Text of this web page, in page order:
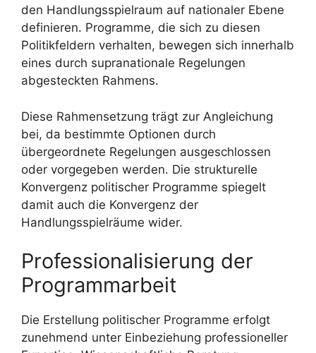
den Handlungsspielraum auf nationaler Ebene
definieren. Programme, die sich zu diesen
Politikfeldern verhalten, bewegen sich innerhalb
eines durch supranationale Regelungen
abgesteckten Rahmens.
Diese Rahmensetzung trägt zur Angleichung
bei, da bestimmte Optionen durch
übergeordnete Regelungen ausgeschlossen
oder vorgegeben werden. Die strukturelle
Konvergenz politischer Programme spiegelt
damit auch die Konvergenz der
Handlungsspielräume wider.
Professionalisierung der
Programmarbeit
Die Erstellung politischer Programme erfolgt
zunehmend unter Einbeziehung professioneller